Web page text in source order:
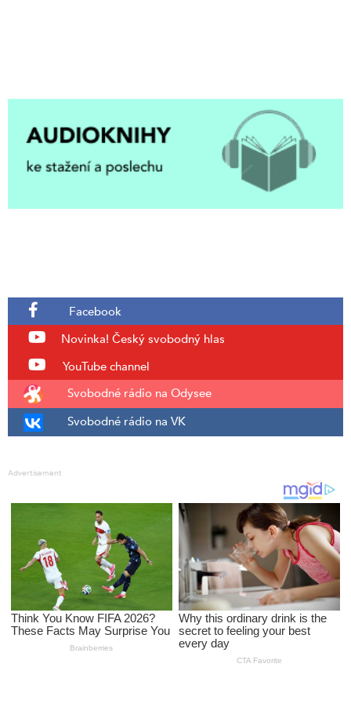
Facebook
Novinka! Český svobodný hlas
YouTube channel
Svobodné rádio na Odysee
Svobodné rádio na VK
Advertisement